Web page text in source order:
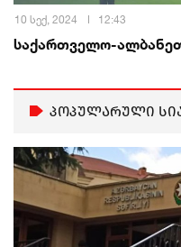
10 სექ, 2024 12:43
საქართველო-
პოპულარული